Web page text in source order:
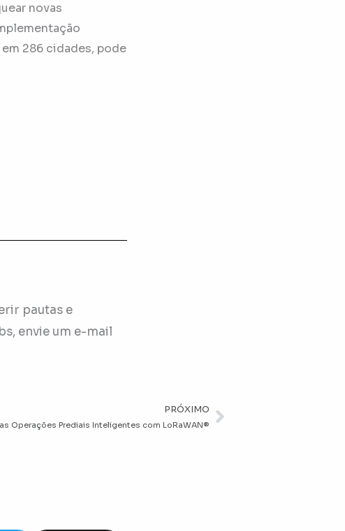
novas
286 cidades, pode
pautas e
envie um e-mail
PRÓXIMO
Operações Prediais Inteligentes com LoRaWAN® Próximo